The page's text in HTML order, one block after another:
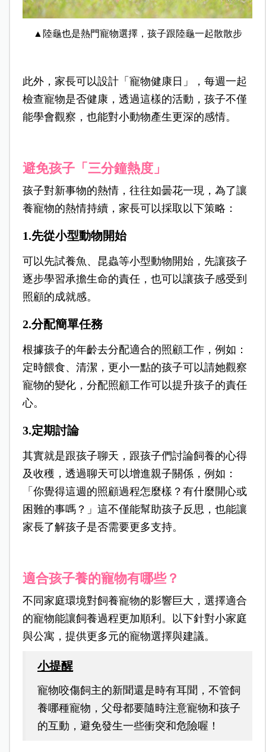
▲陸龜也是熱門寵物選擇，孩子跟陸龜一起散散步
此外，家長可以設計「寵物健康日」，每週一起
檢查寵物是否健康，透過這樣的活動，孩子不僅
能學會觀察，也能對小動物產生更深的感情。
避免孩子「三分鐘熱度」
孩子對新事物的熱情，往往如曇花一現，為了讓
養寵物的熱情持續，家長可以採取以下策略：
1.先從小型動物開始
可以先試養魚、昆蟲等小型動物開始，先讓孩子
逐步學習承擔生命的責任，也可以讓孩子感受到
照顧的成就感。
2.分配簡單任務
根據孩子的年齡去分配適合的照顧工作，例如：
定時餵食、清潔，更小一點的孩子可以請她觀察
寵物的變化，分配照顧工作可以提升孩子的責任
心。
3.定期討論
其實就是跟孩子聊天，跟孩子們討論飼養的心得
及收穫，透過聊天可以增進親子關係，例如：
「你覺得這週的照顧過程怎麼樣？有什麼開心或
困難的事嗎？」這不僅能幫助孩子反思，也能讓
家長了解孩子是否需要更多支持。
適合孩子養的寵物有哪些？
不同家庭環境對飼養寵物的影響巨大，選擇適合
的寵物能讓飼養過程更加順利。以下針對小家庭
與公寓，提供更多元的寵物選擇與建議。
小提醒
寵物咬傷飼主的新聞還是時有耳聞，不管飼
養哪種寵物，父母都要隨時注意寵物和孩子
的互動，避免發生一些衝突和危險喔！